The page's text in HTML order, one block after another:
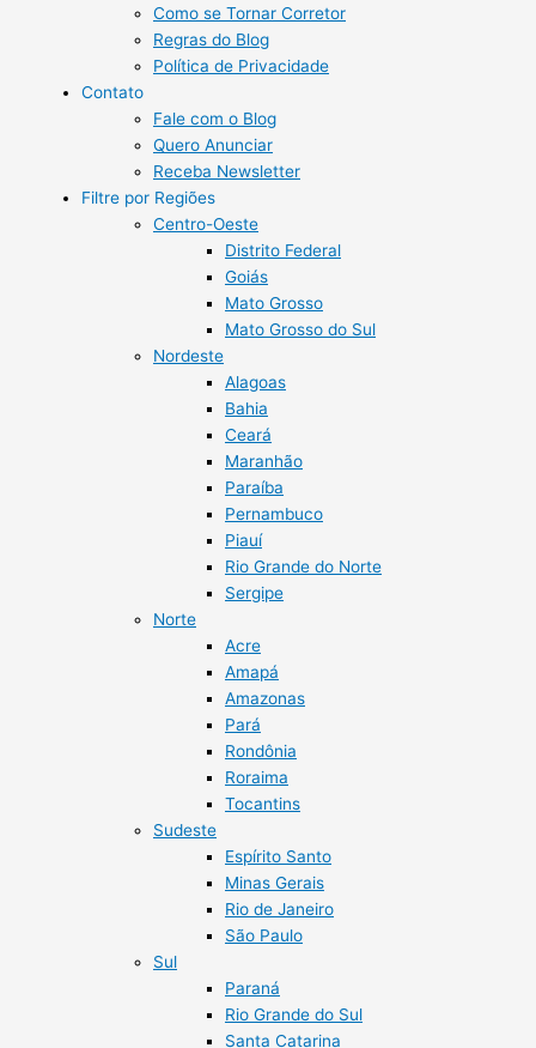
Como se Tornar Corretor
Regras do Blog
Política de Privacidade
Contato
Fale com o Blog
Quero Anunciar
Receba Newsletter
Filtre por Regiões
Centro-Oeste
Distrito Federal
Goiás
Mato Grosso
Mato Grosso do Sul
Nordeste
Alagoas
Bahia
Ceará
Maranhão
Paraíba
Pernambuco
Piauí
Rio Grande do Norte
Sergipe
Norte
Acre
Amapá
Amazonas
Pará
Rondônia
Roraima
Tocantins
Sudeste
Espírito Santo
Minas Gerais
Rio de Janeiro
São Paulo
Sul
Paraná
Rio Grande do Sul
Santa Catarina